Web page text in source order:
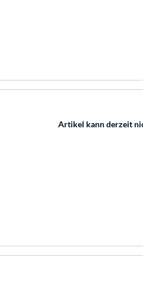
Artikel kann derzeit